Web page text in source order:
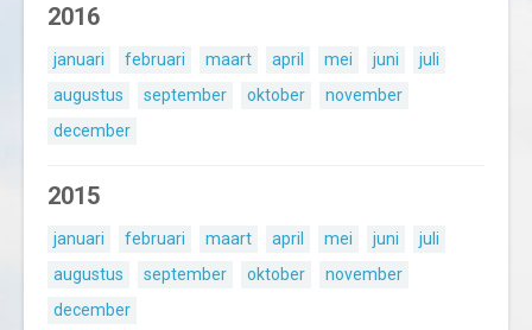
2016
januari februari maart april mei juni
juli
augustus
september oktober
november
december
2015
januari februari maart april mei juni
juli
augustus
september oktober
november
december